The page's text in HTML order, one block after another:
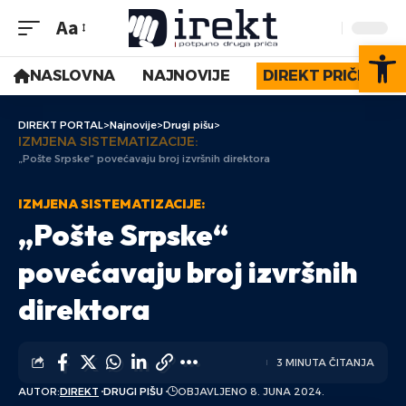
Aa
NASLOVNA NAJNOVIJE DIREKT PRIČE
DIREKT PORTAL>Najnovije>Drugi pišu>
IZMJENA SISTEMATIZACIJE:
„Pošte Srpske“ povećavaju broj izvršnih direktora
IZMJENA SISTEMATIZACIJE:
„Pošte Srpske“
povećavaju broj izvršnih
direktora
AUTOR:DIREKT DRUGI PIŠU OBJAVLJENO 8. JUNA 2024.
3 MINUTA ČITANJA